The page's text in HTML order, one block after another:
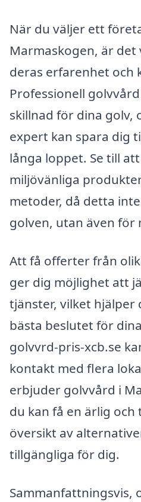
När du väljer ett
Marmaskogen, är
deras erfarenhet och
Professionell
skillnad för dina golv,
expert kan spara dig
långa loppet. Se till
miljövänliga
metoder, då detta
golven, utan även för
Att få offerter från
ger dig möjlighet att
tjänster, vilket
bästa beslutet för
golvvrd-pris-xcb.se
kontakt med flera
erbjuder golvvård i
du kan få en ärlig
översikt av
tillgängliga för dig.
Sammanfattningsvis,